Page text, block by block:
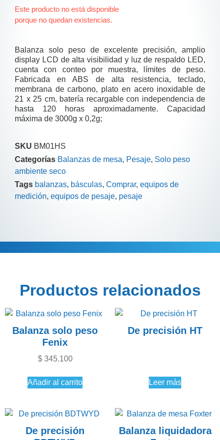
Este producto no está disponible
porque no quedan existencias.
Balanza solo peso de excelente precisión, amplio
display LCD de alta visibilidad y luz de respaldo LED,
cuenta con conteo por muestra, límites de peso.
Fabricada en ABS de alta resistencia, teclado,
membrana de carbono, plato en acero inoxidable de
21 x 25 cm, batería recargable con independencia de
hasta 120 horas aproximadamente. Capacidad
máxima de 3000g x 0,2g;
SKU BM01HS
Categorías Balanzas de mesa, Pesaje, Solo peso
ambiente seco
Tags balanzas, básculas, Comprar, equipos de
medición, equipos de pesaje, pesaje
Descripción Información adicional
Productos relacionados
Balanza solo peso
Fenix
$345.100
Añadir al carrito
De precisión HT
Leer más
De precisión
Balanza liquidadora